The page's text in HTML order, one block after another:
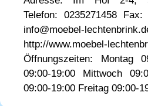
Telefon: 0235271458 Fax:
info@moebel-
http://www.moebel-
Öffnungszeiten: Montag
09:00-19:00 Mittwoch
09:00-19:00 Freitag 09:00-